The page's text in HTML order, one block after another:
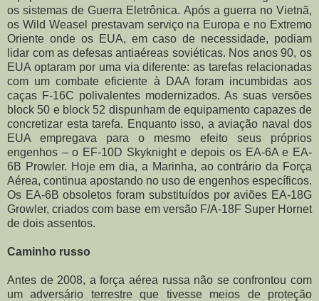
os sistemas de Guerra Eletrônica. Após a guerra no Vietnã,
os Wild Weasel prestavam serviço na Europa e no Extremo
Oriente onde os EUA, em caso de necessidade, podiam
lidar com as defesas antiaéreas soviéticas. Nos anos 90, os
EUA optaram por uma via diferente: as tarefas relacionadas
com um combate eficiente à DAA foram incumbidas aos
caças F-16C polivalentes modernizados. As suas versões
block 50 e block 52 dispunham de equipamento capazes de
concretizar esta tarefa. Enquanto isso, a aviação naval dos
EUA empregava para o mesmo efeito seus próprios
engenhos – o EF-10D Skyknight e depois os EA-6A e EA-
6B Prowler. Hoje em dia, a Marinha, ao contrário da Força
Aérea, continua apostando no uso de engenhos específicos.
Os EA-6B obsoletos foram substituídos por aviões EA-18G
Growler, criados com base em versão F/A-18F Super Hornet
de dois assentos.
Caminho russo
Antes de 2008, a força aérea russa não se confrontou com
um adversário terrestre que tivesse meios de proteção